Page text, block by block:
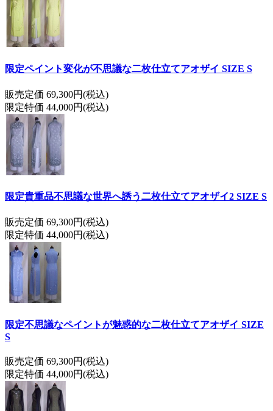
限定ペイント変化が不思議な二枚仕立てアオザイ SIZE S
販売定価 69,300円(税込)
限定特価 44,000円(税込)
限定貴重品不思議な世界へ誘う二枚仕立てアオザイ2 SIZE S
販売定価 69,300円(税込)
限定特価 44,000円(税込)
限定不思議なペイントが魅惑的な二枚仕立てアオザイ SIZE
S
販売定価 69,300円(税込)
限定特価 44,000円(税込)